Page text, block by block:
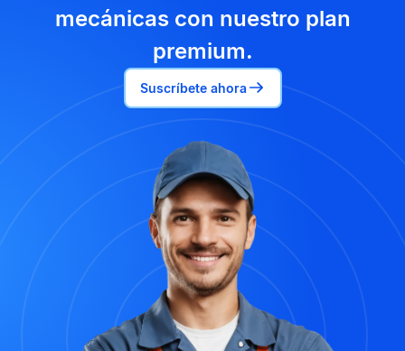
mecánicas con nuestro plan
premium.
Suscríbete ahora